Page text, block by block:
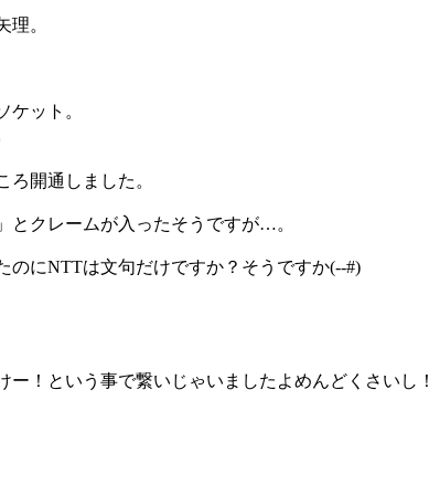
。
ット。
開通しました。
とクレームが入ったそうですが…。
にNTTは文句だけですか？そうですか(--#)
！という事で繋いじゃいましたよめんどくさいし！